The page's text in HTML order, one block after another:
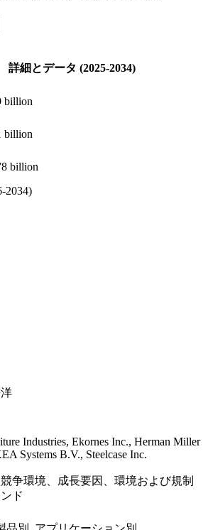
詳細とデータ (2025-2034)
billion
billion
billion
2034)
Industries, Ekornes Inc., Herman Miller
Systems B.V., Steelcase Inc.
争環境、成長要因、環境および規制
ド